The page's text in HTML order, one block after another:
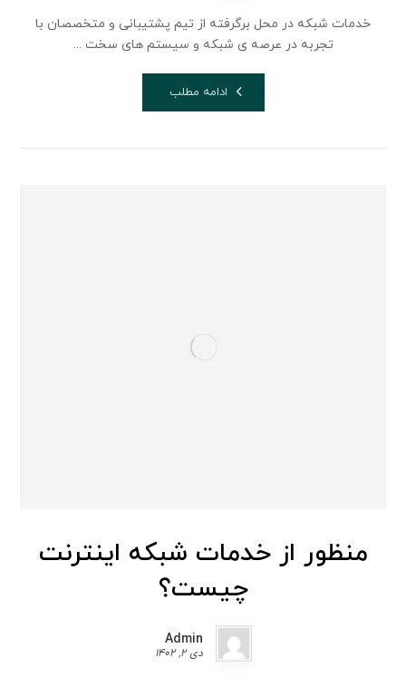
خدمات شبکه در محل برگرفته از تیم پشتیبانی و متخصصان با
تجربه در عرصه ی شبکه و سیستم های سخت ...
ادامه مطلب
منظور از خدمات شبکه اینترنت
چیست؟
Admin
دی 2, 1402